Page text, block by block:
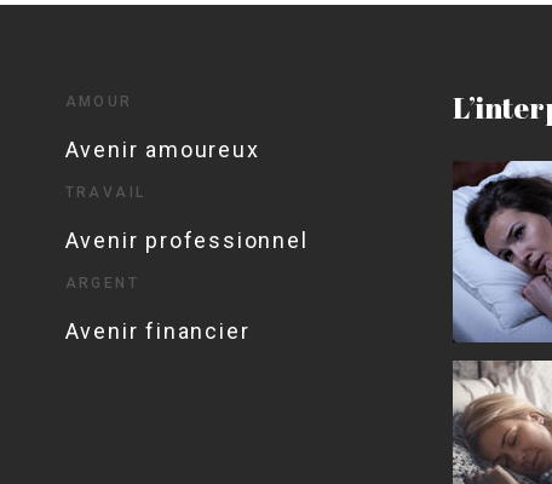
AMOUR
Avenir amoureux
TRAVAIL
Avenir professionnel
ARGENT
Avenir financier